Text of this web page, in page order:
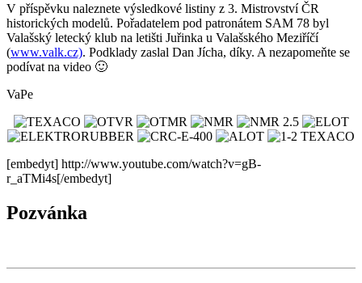
V příspěvku naleznete výsledkové listiny z 3. Mistrovství ČR
historických modelů. Pořadatelem pod patronátem SAM 78 byl
Valašský letecký klub na letišti Juřinka u Valašského Meziříčí
(www.valk.cz). Podklady zaslal Dan Jícha, díky. A nezapomeňte se
podívat na video 🙂
VaPe
[embedyt] http://www.youtube.com/watch?v=gB-
r_aTMi4s[/embedyt]
Pozvánka